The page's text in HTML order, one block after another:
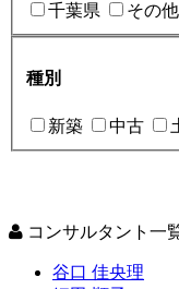
千葉県
その他
種別
新築 中古
コンサルタント一
谷口 佳央理